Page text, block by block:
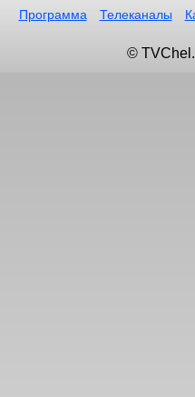
Программа Телеканалы
©